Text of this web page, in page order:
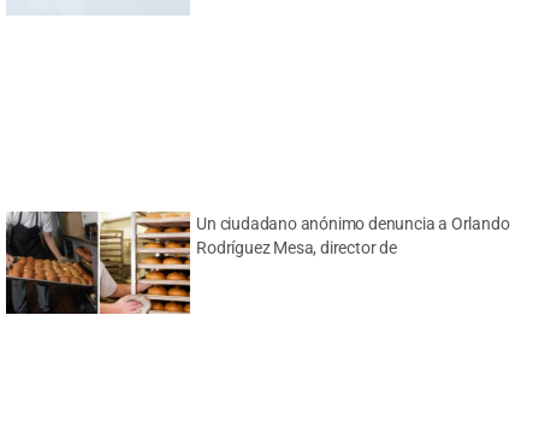
Un ciudadano anónimo denuncia a Orlando
Rodríguez Mesa, director de